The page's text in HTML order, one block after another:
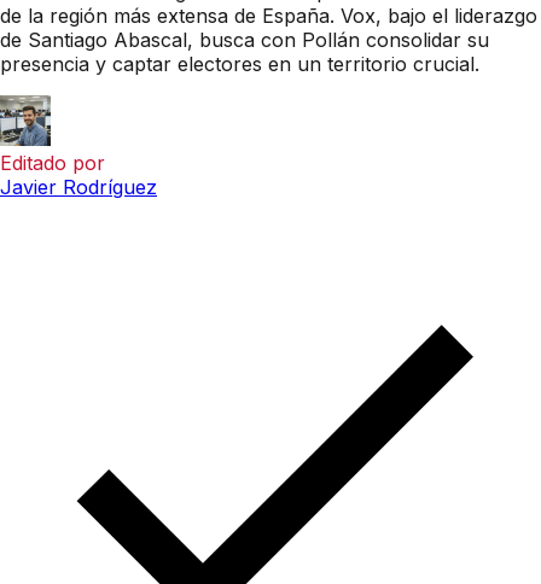
de la región más extensa de España. Vox, bajo el liderazgo
de Santiago Abascal, busca con Pollán consolidar su
presencia y captar electores en un territorio crucial.
Editado por
Javier Rodríguez